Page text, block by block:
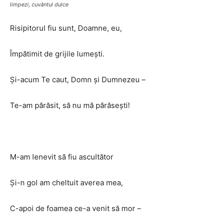
limpezi, cuvântul dulce
Risipitorul fiu sunt, Doamne, eu,
Împătimit de grijile lumeşti.
Şi-acum Te caut, Domn şi Dumnezeu –
Te-am părăsit, să nu mă părăseşti!
M-am lenevit să fiu ascultător
Şi-n gol am cheltuit averea mea,
C-apoi de foamea ce-a venit să mor –